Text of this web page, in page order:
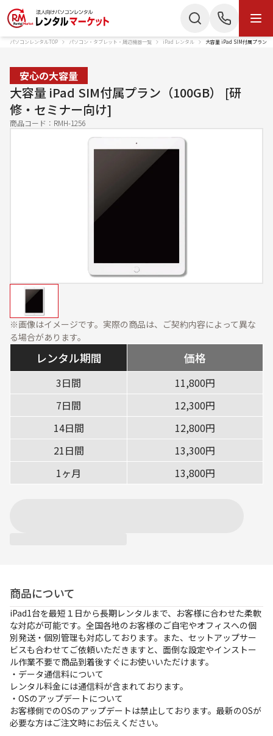
商品カテゴリー
ノートパソコン
展示会・オフィス什器
ソフトウェア・オプショ
ン
サービス・ソリューション
標準サービス 安心補償プラン
キッティング データ消去
設定・設置／オンサイト
対応
ご利用ガイド
よくあるご質問
会社概要
かんたん見積もり
050-3135-2199
お電話でのお問い合わせ
050-3135-2199
受付時間 9：00〜17：30（土日祝休）
Webでのお問い合わせ
資料ダウンロード
パソコンレンタルTOP パソコン・タブレット・周辺機器一覧 iPad レンタル 大容量 iPad SIM付属プラン
レンタル期間 価格
3日間
11,800円
7日間
12,300円
14日間
12,800円
21日間
13,300円
1ヶ月
13,800円
※画像はイメージです。実際の商品は、ご契約内容によって異な
る場合があります。
安心の大容量
大容量 iPad SIM付属プラン（100GB） [研
修・セミナー向け]
商品コード： RMH-1256
商品について
iPad1台を最短１日から長期レンタルまで、お客様に合わせた柔軟
な対応が可能です。全国各地のお客様のご自宅やオフィスへの個
別発送・個別管理も対応しております。また、セットアップサー
ビスも合わせてご依頼いただきますと、面倒な設定やインストー
ル作業不要で商品到着後すぐにお使いいただけます。
・データ通信料について
レンタル料金には通信料が含まれております。
・OSのアップデートについて
お客様側でのOSのアップデートは禁止しております。最新のOSが
必要な方はご注文時にお伝えください。